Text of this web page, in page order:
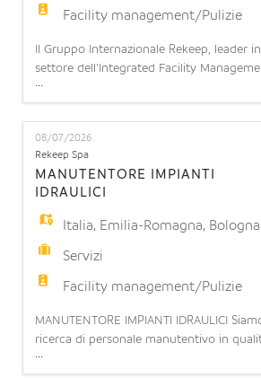
Facility management/Pulizie
Il Gruppo Internazionale Rekeep, leader
settore dell'Integrated Facility
anni di esperienza, 28.000 dipendenti e
miliardo di fatturato, ha l'opportunità di
all'interno di una Società del Gruppo,
un addetto/a alla manutenzione di
elettrici e speciali per potenziamento
...
08/07/2026
Rekeep Spa
MANUTENTORE IMPIANTI
IDRAULICI
Italia, Emilia-Romagna, Bologna
Servizi
Facility management/Pulizie
MANUTENTORE IMPIANTI IDRAULICI
ricerca di personale manutentivo in
installatore/manutentore impianti
...